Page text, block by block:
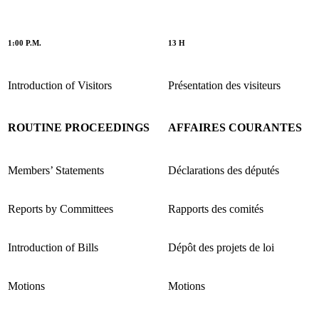
1:00 P.M. 13 H
Introduction of Visitors Présentation des visiteurs
ROUTINE PROCEEDINGS AFFAIRES COURANTES
Members’ Statements Déclarations des députés
Reports by Committees Rapports des comités
Introduction of Bills Dépôt des projets de loi
Motions Motions